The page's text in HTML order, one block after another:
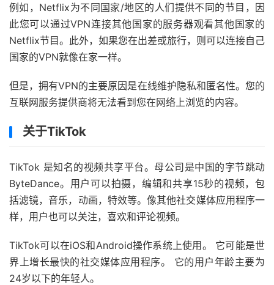
例如，Netflix为不同国家/地区的人们提供不同的节目，因
此您可以通过VPN连接其他国家的服务器观看其他国家的
Netflix节目。此外，如果您在出差或旅行，则可以连接自己
国家的VPN就像在家一样。
但是，拥有VPN的主要原因是在线维护隐私和匿名性。您的
互联网服务提供商将无法看到您在网络上浏览的内容。
关于TikTok
TikTok 是知名的视频共享平台。母公司是中国的字节跳动
ByteDance。用户可以拍摄，编辑和共享15秒的视频，包
括滤镜，音乐，动画，特效等。像其他社交媒体应用程序一
样，用户也可以关注，喜欢和评论视频。
TikTok可以在iOS和Android操作系统上使用。 它可能是世
界上增长最快的社交媒体应用程序。 它的用户年龄主要为
24岁以下的年轻人。